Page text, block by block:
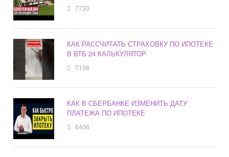
7730
КАК РАССЧИТАТЬ СТРАХОВКУ ПО ИПОТЕКЕ
В ВТБ 24 КАЛЬКУЛЯТОР
7158
КАК В СБЕРБАНКЕ ИЗМЕНИТЬ ДАТУ
ПЛАТЕЖА ПО ИПОТЕКЕ
6406